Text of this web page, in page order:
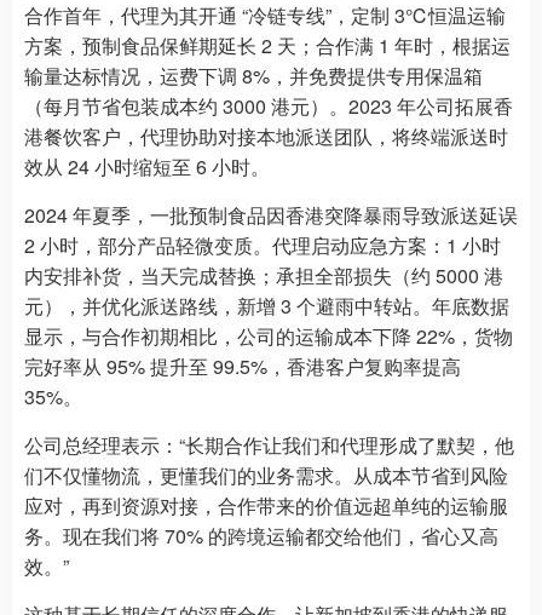
合作首年，代理为其开通 “冷链专线”，定制 3℃恒温运输
方案，预制食品保鲜期延长 2 天；合作满 1 年时，根据运
输量达标情况，运费下调 8%，并免费提供专用保温箱
（每月节省包装成本约 3000 港元）。2023 年公司拓展香
港餐饮客户，代理协助对接本地派送团队，将终端派送时
效从 24 小时缩短至 6 小时。
2024 年夏季，一批预制食品因香港突降暴雨导致派送延误
2 小时，部分产品轻微变质。代理启动应急方案：1 小时
内安排补货，当天完成替换；承担全部损失（约 5000 港
元），并优化派送路线，新增 3 个避雨中转站。年底数据
显示，与合作初期相比，公司的运输成本下降 22%，货物
完好率从 95% 提升至 99.5%，香港客户复购率提高
35%。
公司总经理表示：“长期合作让我们和代理形成了默契，他
们不仅懂物流，更懂我们的业务需求。从成本节省到风险
应对，再到资源对接，合作带来的价值远超单纯的运输服
务。现在我们将 70% 的跨境运输都交给他们，省心又高
效。”